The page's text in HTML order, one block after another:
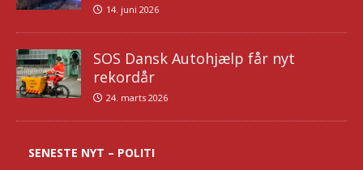
14. juni 2026
SOS Dansk Autohjælp får nyt
rekordår
24. marts 2026
SENESTE NYT – POLITI